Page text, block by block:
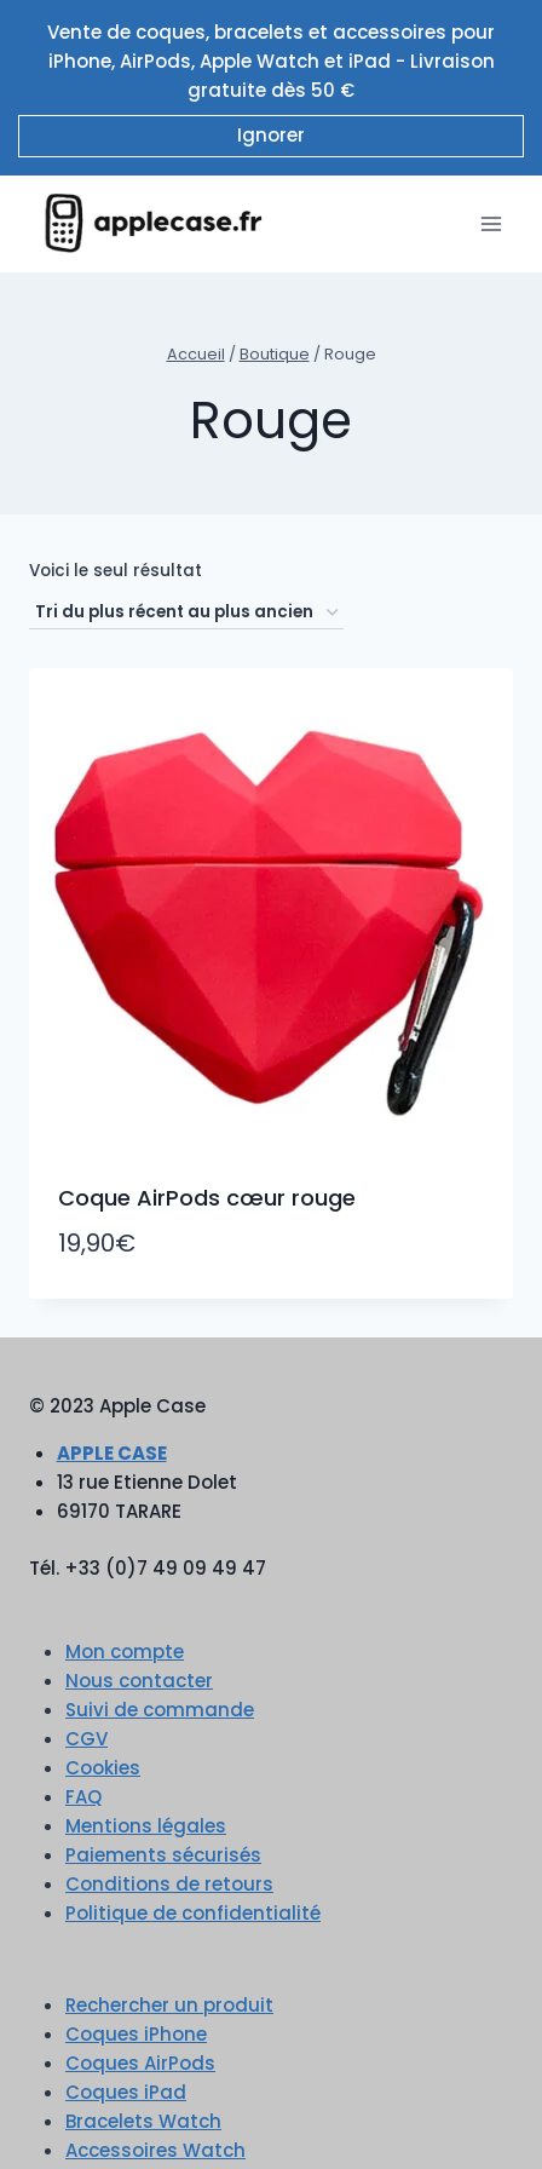
contenu
Vente de coques, bracelets et accessoires pour
iPhone, AirPods, Apple Watch et iPad - Livraison
gratuite dès 50 €
Ignorer
Accueil / Boutique / Rouge
Rouge
Voici le seul résultat
Coque AirPods cœur rouge
19,90€
© 2023 Apple Case
APPLE CASE
13 rue Etienne Dolet
69170 TARARE
Tél. +33 (0)7 49 09 49 47
Mon compte
Nous contacter
Suivi de commande
CGV
Cookies
FAQ
Mentions légales
Paiements sécurisés
Conditions de retours
Politique de confidentialité
Rechercher un produit
Coques iPhone
Coques AirPods
Coques iPad
Bracelets Watch
Accessoires Watch